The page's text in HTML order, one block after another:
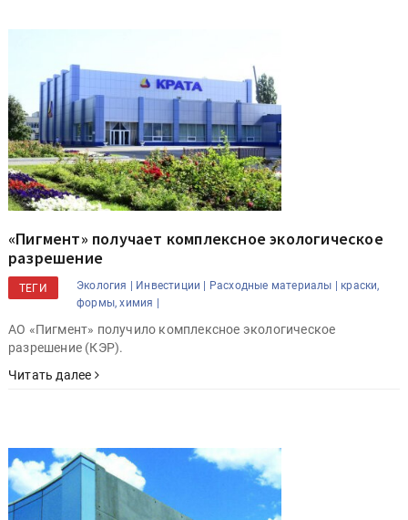
«Пигмент» получает комплексное экологическое
разрешение
ТЕГИ Экология | Инвестиции | Расходные материалы |
краски,
формы, химия |
АО «Пигмент» получило комплексное экологическое
разрешение (КЭР).
Читать далее